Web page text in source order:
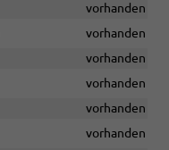
vorhanden
vorhanden
vorhanden
vorhanden
vorhanden
vorhanden